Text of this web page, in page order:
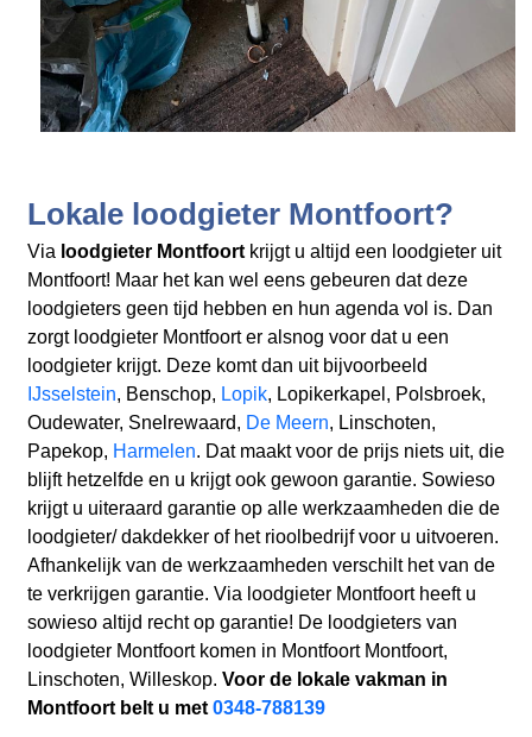
Lokale loodgieter Montfoort?
Via loodgieter Montfoortkrijgt u altijd een loodgieter uit
Montfoort! Maar het kan wel eens gebeuren dat deze
loodgieters geen tijd hebben en hun agenda vol is. Dan
zorgt loodgieter Montfoort er alsnog voor dat u een
loodgieter krijgt. Deze komt dan uit bijvoorbeeld
IJsselstein, Benschop, Lopik, Lopikerkapel, Polsbroek,
Oudewater, Snelrewaard, De Meern, Linschoten,
Papekop, Harmelen. Dat maakt voor de prijs niets uit, die
blijft hetzelfde en u krijgt ook gewoon garantie. Sowieso
krijgt u uiteraard garantie op alle werkzaamheden die de
loodgieter/ dakdekker of het rioolbedrijf voor u uitvoeren.
Afhankelijk van de werkzaamheden verschilt het van de
te verkrijgen garantie. Via loodgieter Montfoort heeft u
sowieso altijd recht op garantie! De loodgieters van
loodgieter Montfoort komen in Montfoort Montfoort,
Linschoten, Willeskop. Voor de lokale vakman in
Montfoort belt u met0348-788139